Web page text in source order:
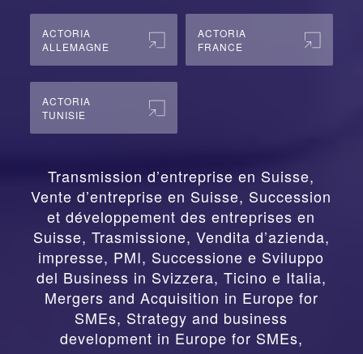
ACTORIA
ALLEMAGNE
ACTORIA
FRANCE
ACTORIA
TUNISIE
Transmission d’entreprise en Suisse,
Vente d’entreprise en Suisse, Succession
et développement des entreprises en
Suisse, Trasmissione, Vendita d’azienda,
impresse, PMI, Successione e Sviluppo
del Business in Svizzera, Ticino e Italia,
Mergers and Acquisition in Europe for
SMEs, Strategy and business
development in Europe for SMEs,